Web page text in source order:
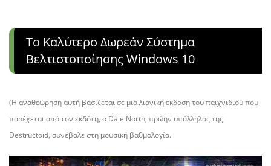
Το Καλύτερο Δωρεάν Σύστημα
Βελτιστοποίησης Windows 10
(Η αναθεώρηση αυτή βασίζεται σε μια λιανική έκδοση του παιχνιδιού που
παρέχεται από τον εκδότη, ο Dale North, πρώην υπάλληλος της
Destructoid, συνέβαλε στη μουσική βαθμολογία.